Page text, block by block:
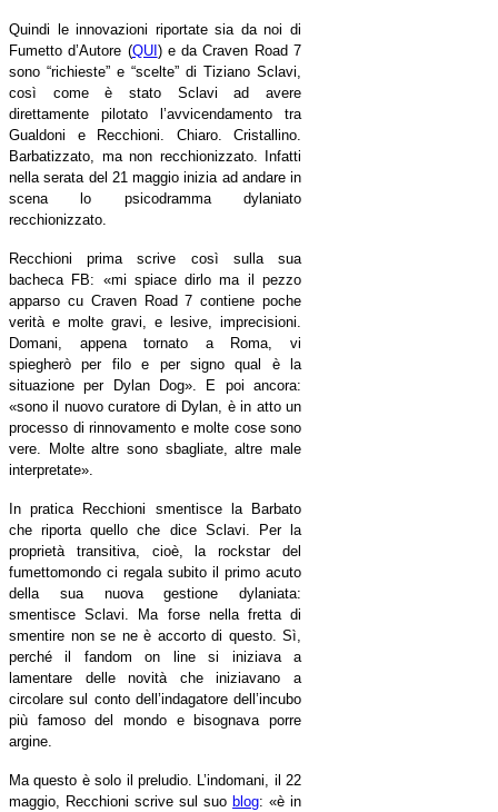
Quindi le innovazioni riportate sia da noi di
Fumetto d’Autore (QUI ) e da Craven Road 7
sono “richieste” e “scelte” di Tiziano Sclavi,
così come è stato Sclavi ad avere
direttamente pilotato l’avvicendamento tra
Gualdoni e Recchioni. Chiaro. Cristallino.
Barbatizzato, ma non recchionizzato. Infatti
nella serata del 21 maggio inizia ad andare in
scena lo psicodramma dylaniato
recchionizzato.
Recchioni prima scrive così sulla sua
bacheca FB: «mi spiace dirlo ma il pezzo
apparso cu Craven Road 7 contiene poche
verità e molte gravi, e lesive, imprecisioni.
Domani, appena tornato a Roma, vi
spiegherò per filo e per signo qual è la
situazione per Dylan Dog». E poi ancora:
«sono il nuovo curatore di Dylan, è in atto un
processo di rinnovamento e molte cose sono
vere. Molte altre sono sbagliate, altre male
interpretate».
In pratica Recchioni smentisce la Barbato
che riporta quello che dice Sclavi. Per la
proprietà transitiva, cioè, la rockstar del
fumettomondo ci regala subito il primo acuto
della sua nuova gestione dylaniata:
smentisce Sclavi. Ma forse nella fretta di
smentire non se ne è accorto di questo. Sì,
perché il fandom on line si iniziava a
lamentare delle novità che iniziavano a
circolare sul conto dell’indagatore dell’incubo
più famoso del mondo e bisognava porre
argine.
Ma questo è solo il preludio. L’indomani, il 22
maggio, Recchioni scrive sul suo blog:«è in